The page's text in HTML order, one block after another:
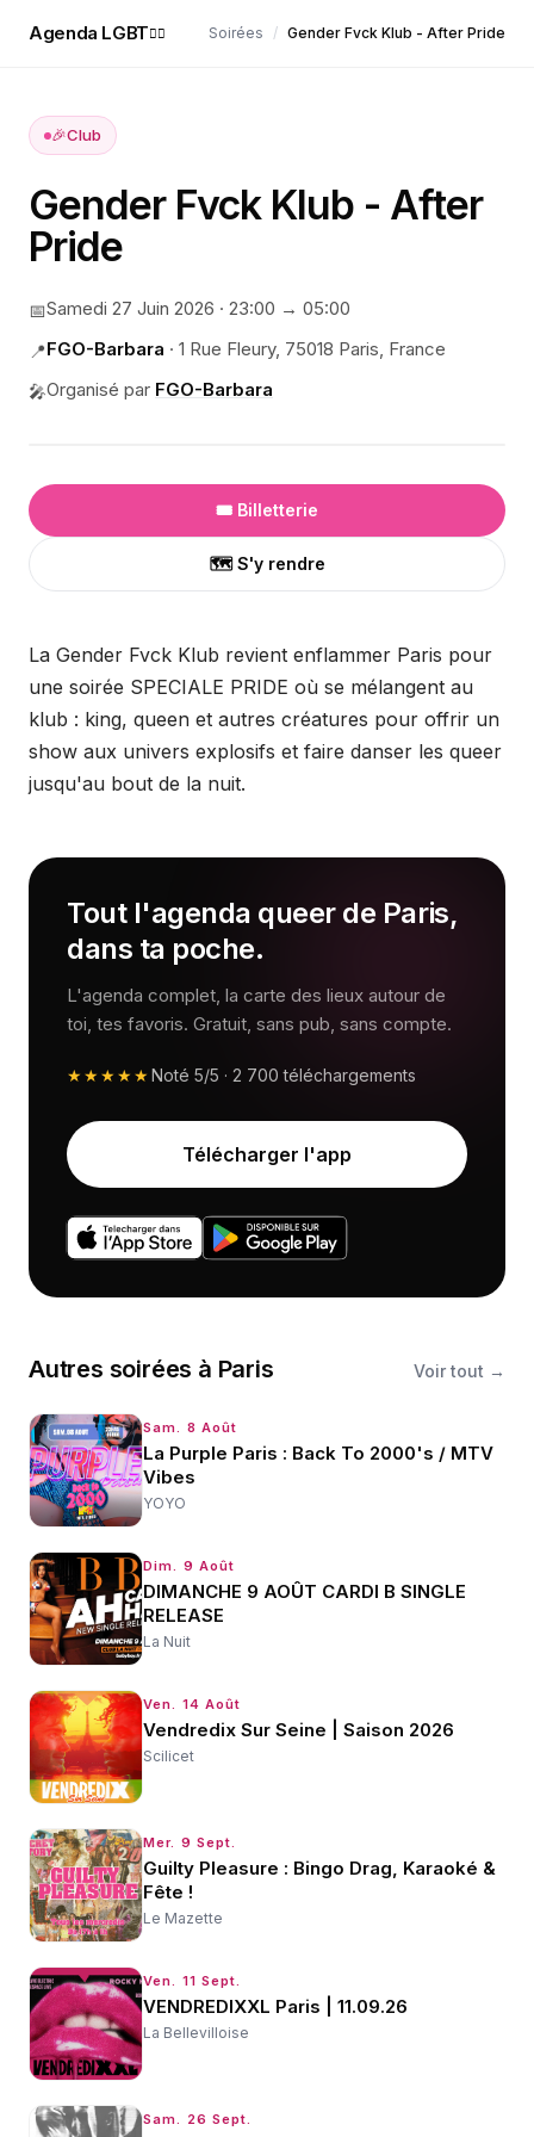
Agenda LGBT🏳️‍🌈 Soirées / Gender Fvck Klub - After Pride
🎉Club
Gender Fvck Klub - After
Pride
📅Samedi 27 Juin 2026 · 23:00 → 05:00
📍FGO-Barbara · 1 Rue Fleury, 75018 Paris, France
🎤Organisé par FGO-Barbara
🎟️ Billetterie
🗺️ S'y rendre
La Gender Fvck Klub revient enflammer Paris pour
une soirée SPECIALE PRIDE où se mélangent au
klub : king, queen et autres créatures pour offrir un
show aux univers explosifs et faire danser les queer
jusqu'au bout de la nuit.
Tout l'agenda queer de Paris,
dans ta poche.
L'agenda complet, la carte des lieux autour de
toi, tes favoris. Gratuit, sans pub, sans compte.
★★★★★Noté 5/5 · 2 700 téléchargements
Télécharger l'app
Autres soirées à Paris Voir tout →
Sam. 8 Août
La Purple Paris : Back To 2000's / MTV
Vibes
YOYO
Dim. 9 Août
DIMANCHE 9 AOÛT CARDI B SINGLE
RELEASE
La Nuit
Ven. 14 Août
Vendredix Sur Seine | Saison 2026
Scilicet
Mer. 9 Sept.
Guilty Pleasure : Bingo Drag, Karaoké &
Fête !
Le Mazette
Ven. 11 Sept.
VENDREDIXXL Paris | 11.09.26
La Bellevilloise
Sam. 26 Sept.